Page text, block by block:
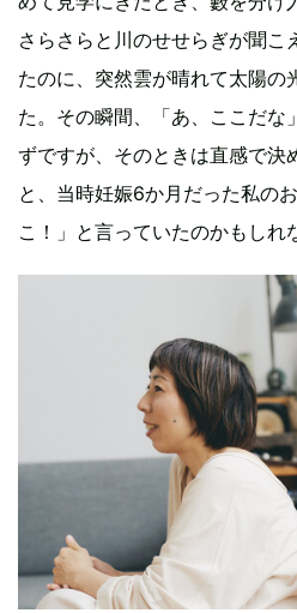
さらさらと川のせせらぎが聞こ
たのに、突然雲が晴れて太陽の
た。その瞬間、「あ、ここだな
ずですが、そのときは直感で決
と、当時妊娠6か月だった私の
こ！」と言っていたのかもしれ